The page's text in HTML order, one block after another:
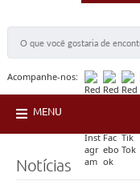
Acompanhe-nos:
MENU
Notícias